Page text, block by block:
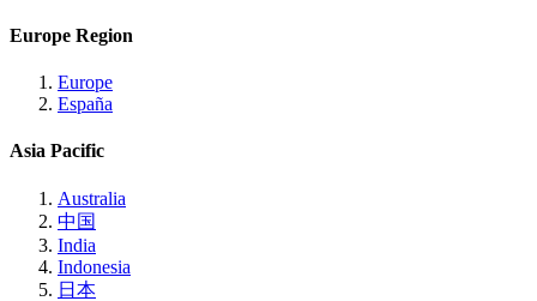
Europe Region
Europe
España
Asia Pacific
Australia
中国
India
Indonesia
日本